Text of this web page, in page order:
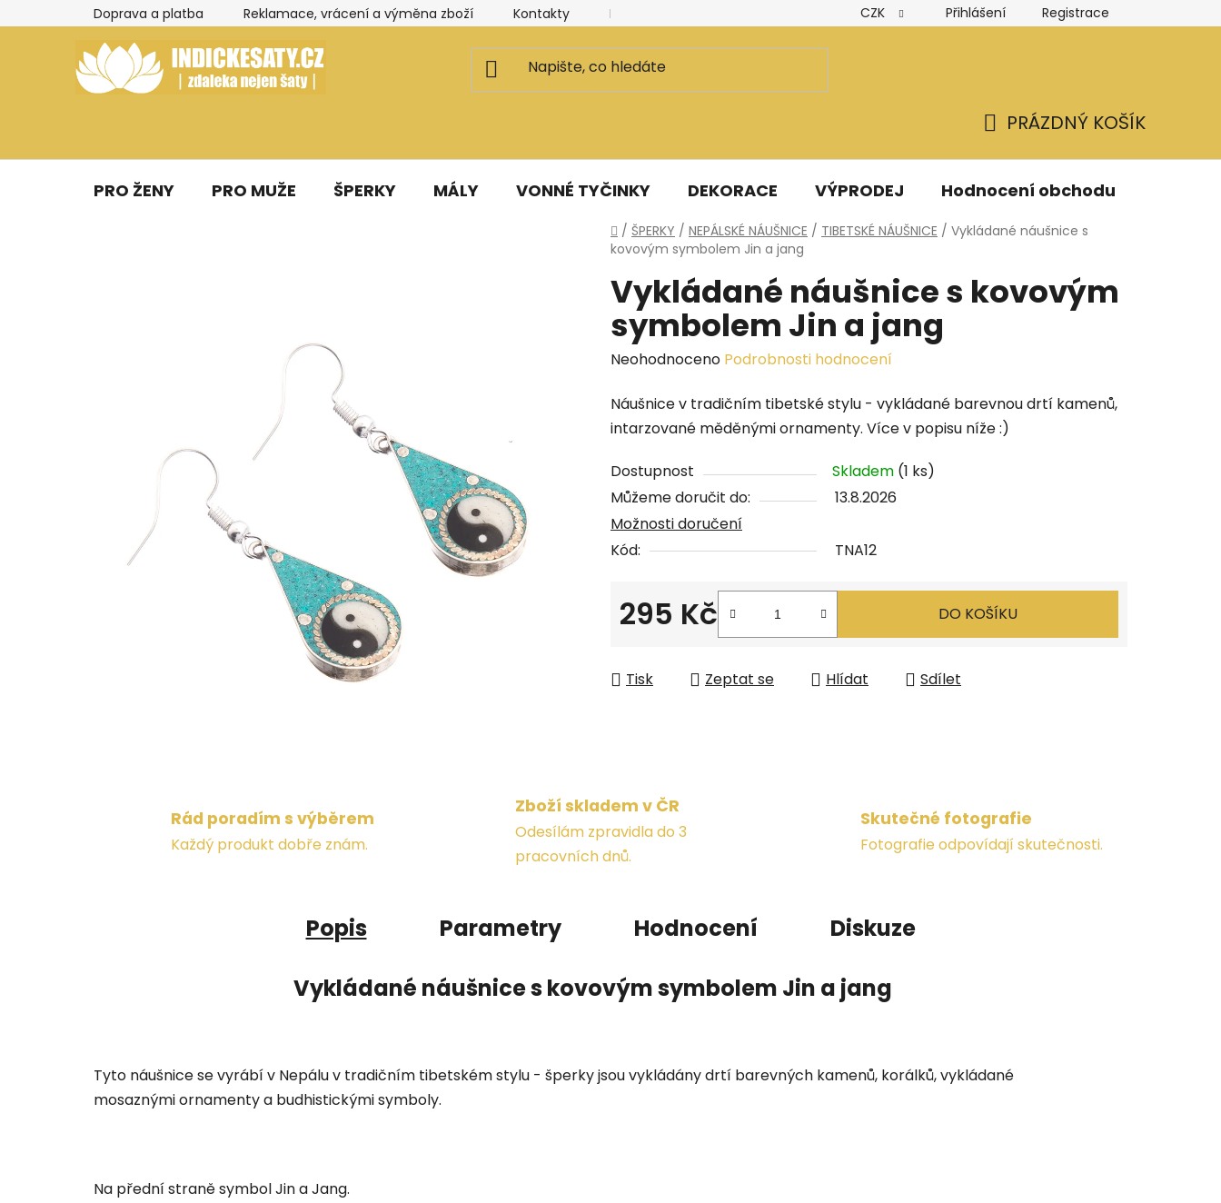
na
Doprava a platba Reklamace, vrácení a výměna zboží Kontakty Kancelář a ateliér Hodnocení obchodu Obchodní podmínky
CZK Přihlášení Registrace
KOŠÍK
PRÁZDNÝ KOŠÍK
PRO ŽENY PRO MUŽE ŠPERKY MÁLY VONNÉ TYČINKY DEKORACE VÝPRODEJ Hodnocení obchodu
Domů
/ ŠPERKY / NEPÁLSKÉ NÁUŠNICE / TIBETSKÉ NÁUŠNICE / Vykládané náušnice s
kovovým symbolem Jin a jang
Vykládané náušnice s kovovým
symbolem Jin a jang
Průměrné
produktu
je
z
5
hvězdiček.
Neohodnoceno Podrobnosti hodnocení
Náušnice v tradičním tibetské stylu - vykládané barevnou drtí kamenů,
intarzované měděnými ornamenty. Více v popisu níže :)
Dostupnost Skladem (1 ks)
Můžeme doručit do:
13.8.2026
Možnosti doručení
Kód:
TNA12
295 Kč DO KOŠÍKU
Tisk Zeptat se Hlídat Sdílet
Rád poradím s výběrem
Každý produkt dobře znám.
Zboží skladem v ČR
Odesílám zpravidla do 3
pracovních dnů.
Skutečné fotografie
Fotografie odpovídají skutečnosti.
Popis Parametry Hodnocení
Diskuze
Vykládané náušnice s kovovým symbolem Jin a jang
Tyto náušnice se vyrábí v Nepálu v tradičním tibetském stylu - šperky jsou vykládány drtí barevných kamenů, korálků, vykládané
mosaznými ornamenty a budhistickými symboly.
Na přední straně symbol Jin a Jang.